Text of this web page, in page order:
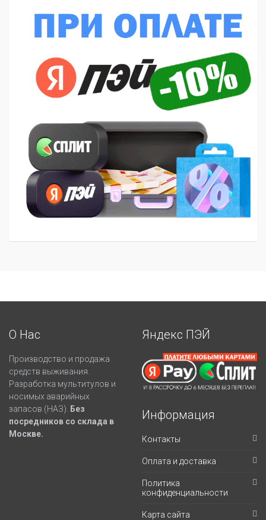
О Нас
Производство и продажа
средств выживания.
Разработка мультитулов и
носимых аварийных
запасов (НАЗ).
Без
посредников со склада в
Москве.
Яндекс ПЭЙ
Информация
Контакты
Оплата и доставка
Политика
конфиденциальности
Карта сайта